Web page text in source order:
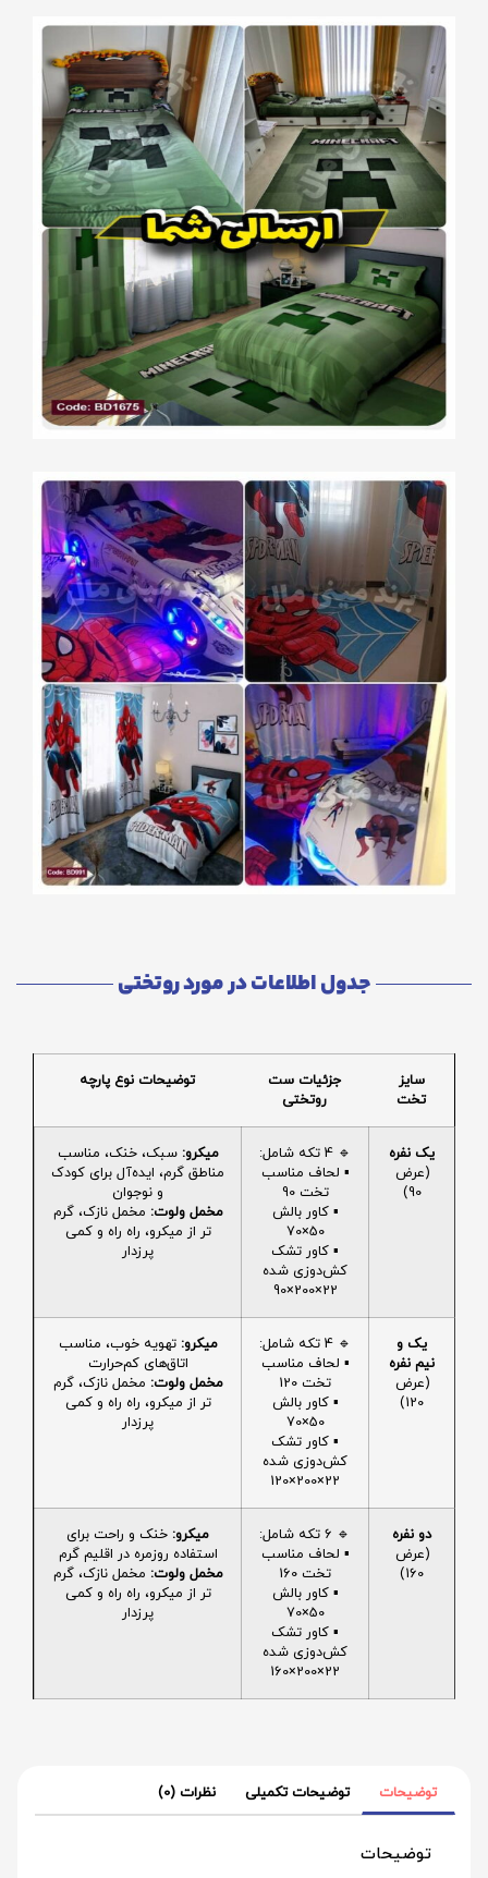
جدول اطلاعات در مورد روتختی
سایز
تخت
جزئیات ست
روتختی
توضیحات نوع پارچه
یک نفره
(عرض
90)
🔹 4 تکه شامل:
▪️ لحاف مناسب
تخت 90
▪️ کاور بالش
50×70
▪️ کاور تشک
کش‌دوزی شده
22×200×90
میکرو: سبک، خنک، مناسب
مناطق گرم، ایده‌آل برای کودک
و نوجوان
مخمل ولوت: مخمل نازک، گرم
تر از میکرو، راه راه و کمی
پرزدار
یک و
نیم نفره
(عرض
120)
🔹 4 تکه شامل:
▪️ لحاف مناسب
تخت 120
▪️ کاور بالش
50×70
▪️ کاور تشک
کش‌دوزی شده
22×200×120
میکرو: تهویه خوب، مناسب
اتاق‌های کم‌حرارت
مخمل ولوت: مخمل نازک، گرم
تر از میکرو، راه راه و کمی
پرزدار
دو نفره
(عرض
160)
🔹 6 تکه شامل:
▪️ لحاف مناسب
تخت 160
▪️ کاور بالش
50×70
▪️ کاور تشک
کش‌دوزی شده
22×200×160
میکرو: خنک و راحت برای
استفاده روزمره در اقلیم گرم
مخمل ولوت: مخمل نازک، گرم
تر از میکرو، راه راه و کمی
پرزدار
توضیحات توضیحات تکمیلی نظرات (0)
توضیحات